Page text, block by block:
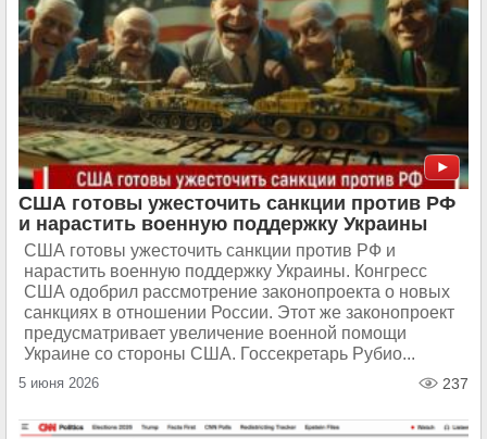
США готовы ужесточить санкции против РФ
и нарастить военную поддержку Украины
США готовы ужесточить санкции против РФ и
нарастить военную поддержку Украины. Конгресс
США одобрил рассмотрение законопроекта о новых
санкциях в отношении России. Этот же законопроект
предусматривает увеличение военной помощи
Украине со стороны США. Госсекретарь Рубио...
5 июня 2026 237